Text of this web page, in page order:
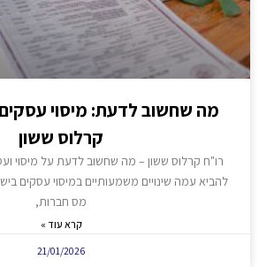
קרלוס ששון
להביא עמה שינויים משמעותיים במיסוי עסקים
מס חברות,
קרא עוד »
21/01/2026